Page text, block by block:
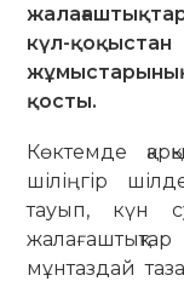
күл-
қосты.
Көктемде
шіліңгір
тауып, күн
мұнтаздай